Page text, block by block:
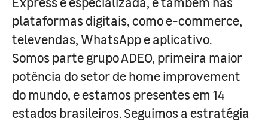
plataformas digitais, como e-commerce,
televendas, WhatsApp e aplicativo.
Somos parte grupo ADEO, primeira maior
potência do setor de home improvement
do mundo, e estamos presentes em 14
estados brasileiros. Seguimos a estratégia